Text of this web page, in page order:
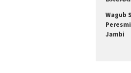
Wagub
Jambi